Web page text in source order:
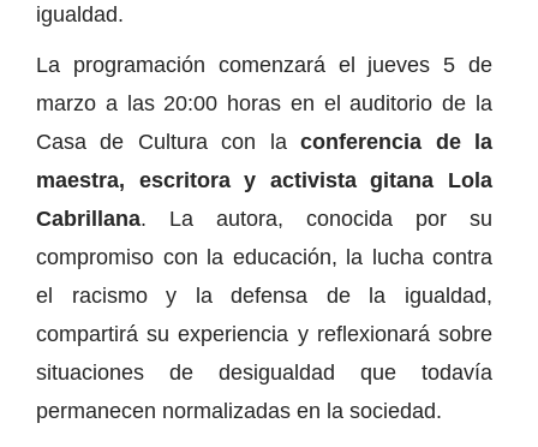
igualdad.
La programación comenzará el jueves 5 de
marzo a las 20:00 horas en el auditorio de la
Casa de Cultura con laconferencia de la
maestra, escritora y activista gitana Lola
Cabrillana. La autora, conocida por su
compromiso con la educación, la lucha contra
el racismo y la defensa de la igualdad,
compartirá su experiencia y reflexionará sobre
situaciones de desigualdad que todavía
permanecen normalizadas en la sociedad.